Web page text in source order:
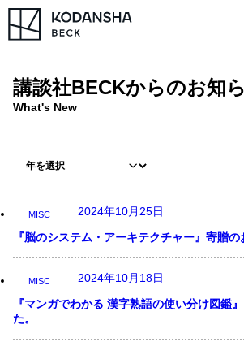
講談社BECKからのお知
What's New
MISC
2024年10月25日
『脳のシステム・アーキテクチャー』寄贈の
MISC
2024年10月18日
『マンガでわかる 漢字熟語の使い分け図鑑
た。